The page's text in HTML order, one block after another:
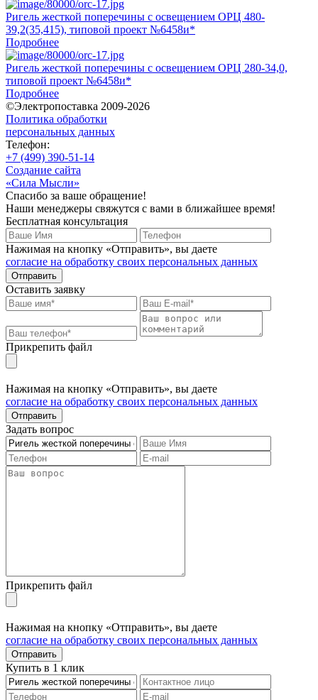
Ригель жесткой поперечины с освещением ОРЦ 480-
39,2(35,415), типовой проект №6458и*
Подробнее
Ригель жесткой поперечины с освещением ОРЦ 280-34,0,
типовой проект №6458и*
Подробнее
©Электропоставка 2009-2026
Политика обработки
персональных данных
Телефон:
+7 (499) 390-51-14
Создание сайта
«Сила Мысли»
Спасибо за ваше обращение!
Наши менеджеры свяжутся с вами в ближайшее время!
Бесплатная консультация
Нажимая на кнопку «Отправить», вы даете
согласие на обработку своих персональных данных
Отправить
Оставить заявку
Прикрепить файл
Нажимая на кнопку «Отправить», вы даете
согласие на обработку своих персональных данных
Отправить
Задать вопрос
Прикрепить файл
Нажимая на кнопку «Отправить», вы даете
согласие на обработку своих персональных данных
Отправить
Купить в 1 клик